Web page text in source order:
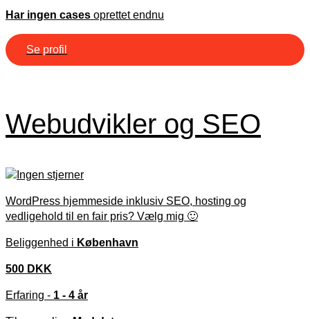
Har ingen cases oprettet endnu
Se profil
Webudvikler og SEO
WordPress hjemmeside inklusiv SEO, hosting og
vedligehold til en fair pris? Vælg mig 🙂
Beliggenhed i København
500 DKK
Erfaring - 1 - 4 år